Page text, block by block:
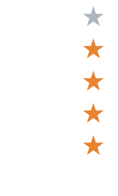
★
★
★
★
★